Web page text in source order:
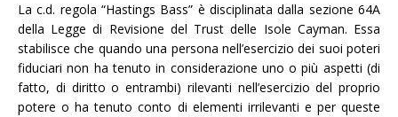
La c.d. regola “Hastings Bass” è disciplinata dalla sezione 64A
della Legge di Revisione del Trust delle Isole Cayman. Essa
stabilisce che quando una persona nell’esercizio dei suoi poteri
fiduciari non ha tenuto in considerazione uno o più aspetti (di
fatto, di diritto o entrambi) rilevanti nell’esercizio del proprio
potere o ha tenuto conto di elementi irrilevanti e per queste